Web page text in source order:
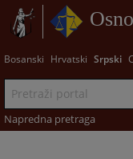
Bosanski Hrvatski Srpski
Napredna pretraga